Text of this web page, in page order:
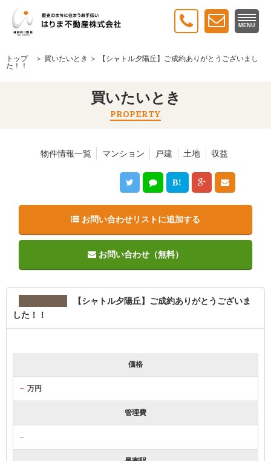
MENU
トップ＞ 買いたいとき ＞ 【シャトル夕陽丘】ご成約ありがとうございまし
た！！
買いたいとき
PROPERTY
物件情報一覧 マンション 戸建 土地 収益
B!
お問い合わせリストに追加する
お問い合わせ（無料）
【シャトル夕陽丘】ご成約ありがとうございま
した！！
価格
－ 万円
管理費
－